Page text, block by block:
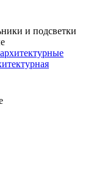
и подсветки